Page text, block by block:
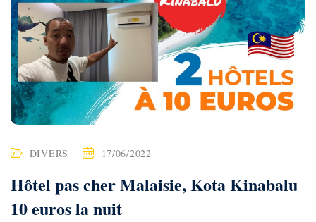
DIVERS 17/06/2022
Hôtel pas cher Malaisie, Kota Kinabalu
10 euros la nuit